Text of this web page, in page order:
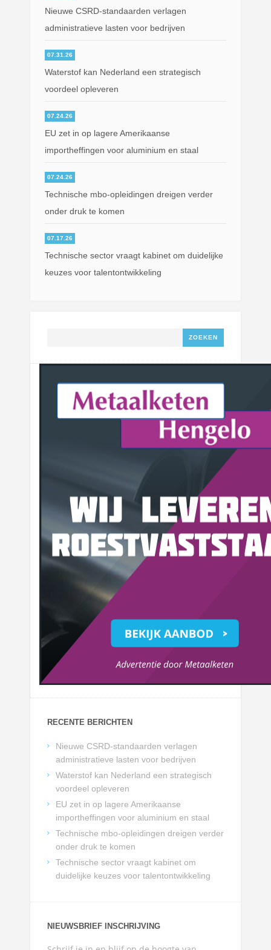
Nieuwe CSRD-standaarden verlagen
administratieve lasten voor bedrijven
07.31.26
Waterstof kan Nederland een strategisch
voordeel opleveren
07.24.26
EU zet in op lagere Amerikaanse
importheffingen voor aluminium en staal
07.24.26
Technische mbo-opleidingen dreigen verder
onder druk te komen
07.17.26
Technische sector vraagt kabinet om duidelijke
keuzes voor talentontwikkeling
RECENTE BERICHTEN
Nieuwe CSRD-standaarden verlagen
administratieve lasten voor bedrijven
Waterstof kan Nederland een strategisch
voordeel opleveren
EU zet in op lagere Amerikaanse
importheffingen voor aluminium en staal
Technische mbo-opleidingen dreigen verder
onder druk te komen
Technische sector vraagt kabinet om
duidelijke keuzes voor talentontwikkeling
NIEUWSBRIEF INSCHRIJVING